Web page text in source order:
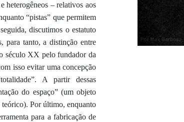
heterogêneos – relativos aos
“pistas” que permitem
discutimos o estatuto
para tanto, a distinção entre
século XX pelo fundador da
isso evitar uma concepção
A partir dessas
do espaço” (um objeto
Por último, enquanto
para a fabricação de